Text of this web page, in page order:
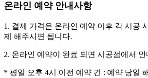
온라인 예약 안내사항
1. 결제 가격은 온라인 예약 이후 각 시공
제 해주시면 됩니다.
2. 온라인 예약이 완료 되면 시공점에서
* 평일 오후 4시 이전 예약 건 : 예약 당